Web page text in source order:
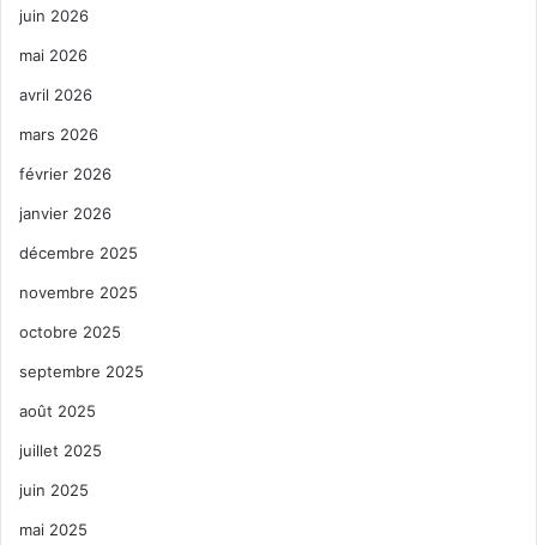
juin 2026
mai 2026
avril 2026
mars 2026
février 2026
janvier 2026
décembre 2025
novembre 2025
octobre 2025
septembre 2025
août 2025
juillet 2025
juin 2025
mai 2025